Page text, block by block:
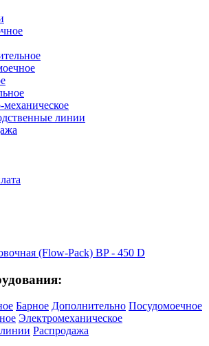
механическое
линии
(Flow-Pack) BP - 450 D
Барное Дополнительно Посудомоечное
Электромеханическое
Распродажа